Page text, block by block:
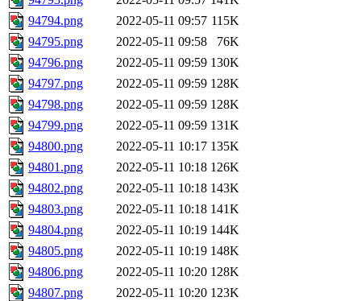
94794.png
2022-05-11 09:57 115K
94795.png
2022-05-11 09:58
76K
94796.png
2022-05-11 09:59 130K
94797.png
2022-05-11 09:59 128K
94798.png
2022-05-11 09:59 128K
94799.png
2022-05-11 09:59 131K
94800.png
2022-05-11 10:17 135K
94801.png
2022-05-11 10:18 126K
94802.png
2022-05-11 10:18 143K
94803.png
2022-05-11 10:18 141K
94804.png
2022-05-11 10:19 144K
94805.png
2022-05-11 10:19 148K
94806.png
2022-05-11 10:20 128K
94807.png
2022-05-11 10:20 123K